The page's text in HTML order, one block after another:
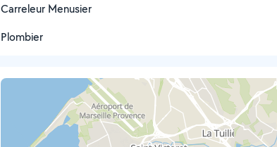
Carreleur Menusier
Plombier